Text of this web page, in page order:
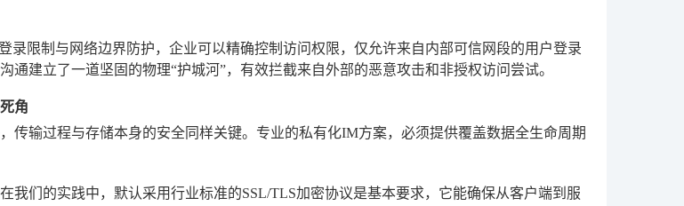
录限制与网络边界防护，企业可以精确控制访问权限，仅允许来自内部可信网段的用户登录
通建立了一道坚固的物理“护城河”，有效拦截来自外部的恶意攻击和非授权访问尝试。
角
传输过程与存储本身的安全同样关键。专业的私有化IM方案，必须提供覆盖数据全生命周期
我们的实践中，默认采用行业标准的SSL/TLS加密协议是基本要求，它能确保从客户端到服